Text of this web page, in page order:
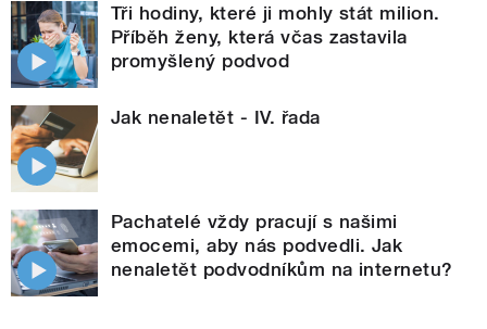
Tři hodiny, které ji mohly stát milion.
Příběh ženy, která včas zastavila
promyšlený podvod
Jak nenaletět - IV. řada
Pachatelé vždy pracují s našimi
emocemi, aby nás podvedli. Jak
nenaletět podvodníkům na internetu?